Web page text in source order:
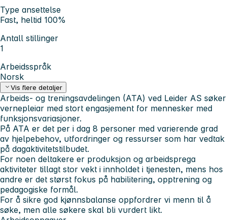
Type ansettelse
Fast, heltid 100%
Antall stillinger
1
Arbeidsspråk
Norsk
Vis flere detaljer
Arbeids- og treningsavdelingen (ATA) ved Leider AS søker
vernepleiar med stort engasjement for mennesker med
funksjonsvariasjoner.
På ATA er det per i dag 8 personer med varierende grad
av hjelpebehov, utfordringer og ressurser som har vedtak
på dagaktivitetstilbudet.
For noen deltakere er produksjon og arbeidsprega
aktiviteter tillagt stor vekt i innholdet i tjenesten, mens hos
andre er det størst fokus på habilitering, opptrening og
pedagogiske formål.
For å sikre god kjønnsbalanse oppfordrer vi menn til å
søke, men alle søkere skal bli vurdert likt.